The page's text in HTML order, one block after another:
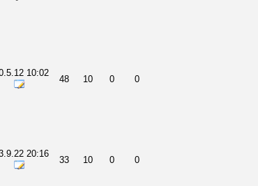
10:02
48 10 0 0
20:16
33 10 0 0